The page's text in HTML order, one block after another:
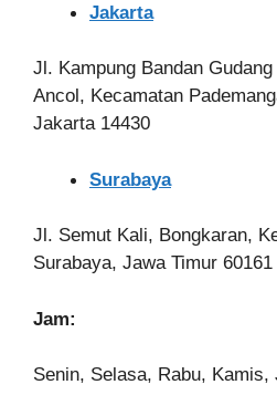
Jakarta
Jl. Kampung Bandan
Ancol, Kecamatan
Jakarta 14430
Surabaya
Jl. Semut Kali, Bongkaran,
Surabaya, Jawa Timur 60161
Jam:
Senin, Selasa, Rabu, Kamis,